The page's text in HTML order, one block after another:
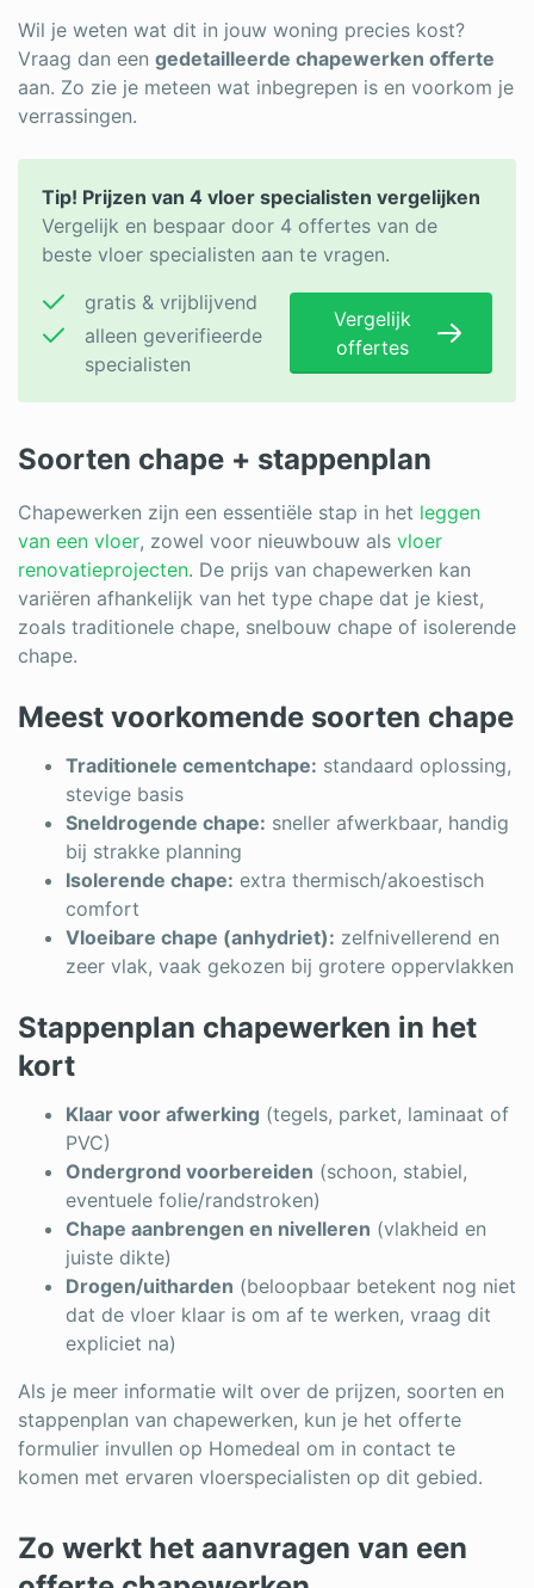
Wil je weten wat dit in jouw woning precies kost?
Vraag dan een gedetailleerde chapewerken offerte
aan. Zo zie je meteen wat inbegrepen is en voorkom je
verrassingen.
Tip! Prijzen van 4 vloer specialisten vergelijken
Vergelijk en bespaar door 4 offertes van de
beste vloer specialisten aan te vragen.
gratis & vrijblijvend
alleen geverifieerde
specialisten
Vergelijk
offertes
Soorten chape + stappenplan
Chapewerken zijn een essentiële stap in het leggen
van een vloer, zowel voor nieuwbouw als vloer
renovatieprojecten. De prijs van chapewerken kan
variëren afhankelijk van het type chape dat je kiest,
zoals traditionele chape, snelbouw chape of isolerende
chape.
Meest voorkomende soorten chape
Traditionele cementchape: standaard oplossing,
stevige basis
Sneldrogende chape: sneller afwerkbaar, handig
bij strakke planning
Isolerende chape: extra thermisch/akoestisch
comfort
Vloeibare chape (anhydriet): zelfnivellerend en
zeer vlak, vaak gekozen bij grotere oppervlakken
Stappenplan chapewerken in het
kort
Klaar voor afwerking (tegels, parket, laminaat of
PVC)
Ondergrond voorbereiden (schoon, stabiel,
eventuele folie/randstroken)
Chape aanbrengen en nivelleren (vlakheid en
juiste dikte)
Drogen/uitharden (beloopbaar betekent nog niet
dat de vloer klaar is om af te werken, vraag dit
expliciet na)
Als je meer informatie wilt over de prijzen, soorten en
stappenplan van chapewerken, kun je het offerte
formulier invullen op Homedeal om in contact te
komen met ervaren vloerspecialisten op dit gebied.
Zo werkt het aanvragen van een